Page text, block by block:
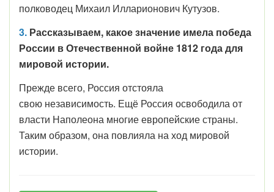
полководец Михаил Илларионович Кутузов.
3. Рассказываем, какое значение имела победа
России в Отечественной войне 1812 года для
мировой истории.
Прежде всего, Россия отстояла
свою независимость. Ещё Россия освободила от
власти Наполеона многие европейские страны.
Таким образом, она повлияла на ход мировой
истории.